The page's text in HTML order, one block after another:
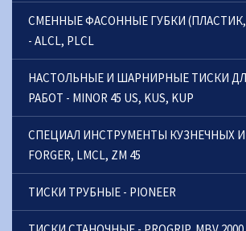
СМЕННЫЕ ФАСОННЫЕ ГУБКИ
- ALCL, PLCL
НАСТОЛЬНЫЕ И ШАРНИРНЫЕ ТИСКИ
РАБОТ - MINOR 45 US, KUS, KUP
СПЕЦИАЛ ИНСТРУМЕНТЫ КУЗНЕЧНЫХ
FORGER, LMCL, ZM 45
ТИСКИ ТРУБНЫЕ - PIONEER